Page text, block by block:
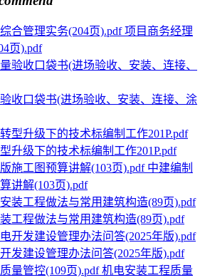
项目商务经理
页).pdf
收口袋书(进场验收、安装、连接、涂
升级下的技术标编制工作201P.pdf
中建编制
讲解(103页).pdf
工程做法与常用建筑构造(89页).pdf
发建设管理办法问答(2025年版).pdf
机电安装工程质量